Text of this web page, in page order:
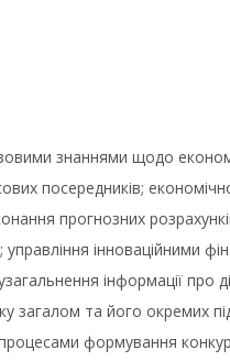
знаннями щодо
посередників;
прогнозних
управління
інформації про
загалом та його окремих
формування